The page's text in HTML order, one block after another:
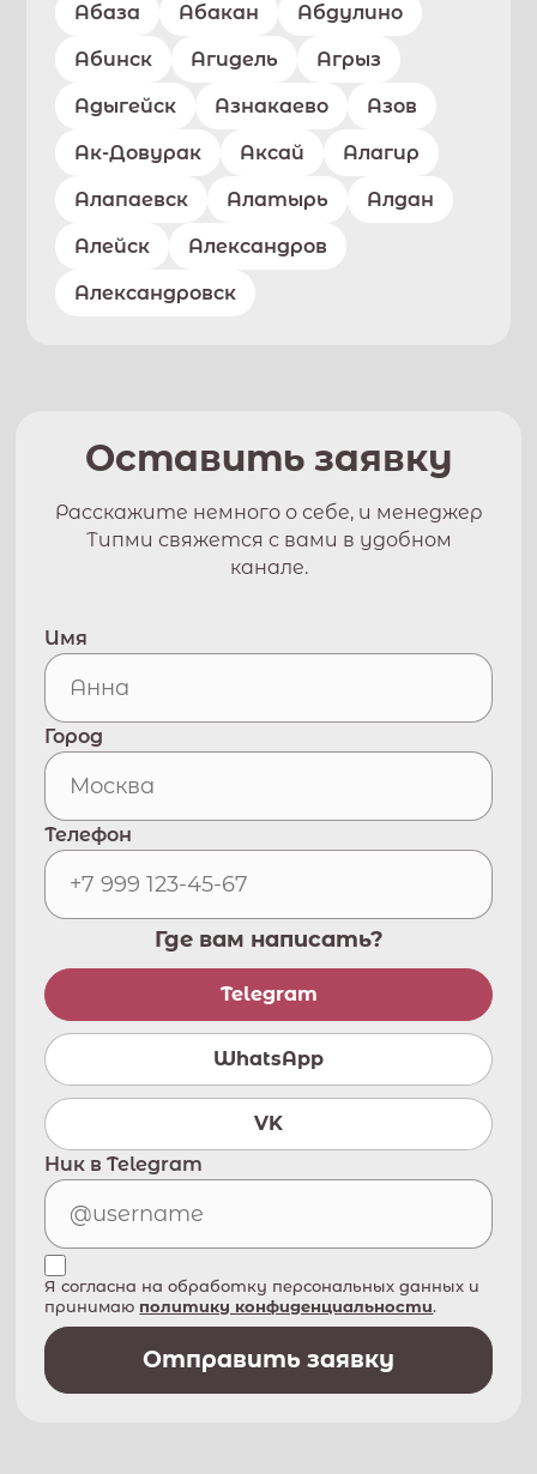
Абаза Абакан Абдулино
Абинск Агидель Агрыз
Адыгейск Азнакаево Азов
Ак-Довурак Аксай Алагир
Алапаевск Алатырь Алдан
Алейск Александров
Александровск
Оставить заявку
Расскажите немного о себе, и менеджер
Типми свяжется с вами в удобном
канале.
Имя
Город
Телефон
Где вам написать?
Telegram
WhatsApp
VK
Ник в Telegram
Я согласна на обработку персональных данных и
принимаю политику конфиденциальности.
Отправить заявку